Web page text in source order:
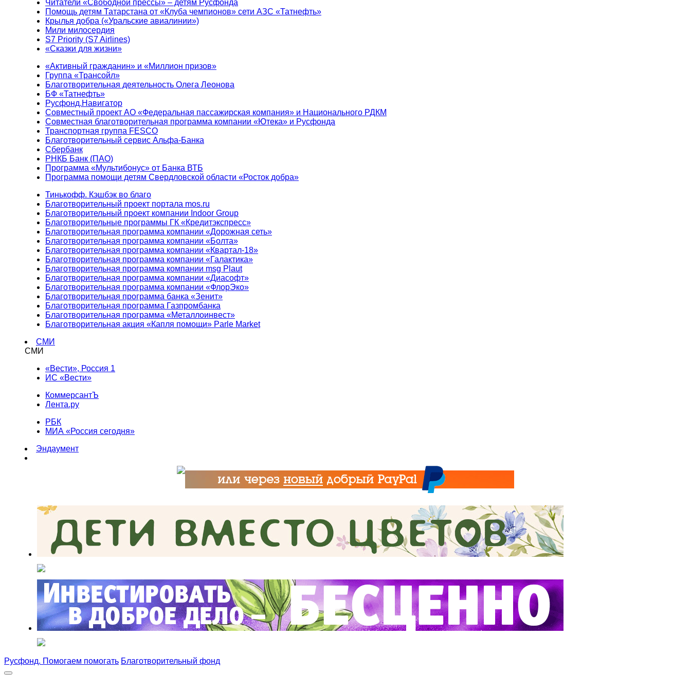
Читатели «Свободной прессы» – детям Русфонда
Помощь детям Татарстана от «Клуба чемпионов» сети АЗС «Татнефть»
Крылья добра («Уральские авиалинии»)
Мили милосердия
S7 Priority (S7 Airlines)
«Сказки для жизни»
«Активный гражданин» и «Миллион призов»
Группа «Трансойл»
Благотворительная деятельность Олега Леонова
БФ «Татнефть»
Русфонд.Навигатор
Совместный проект АО «Федеральная пассажирская компания» и Национального РДКМ
Совместная благотворительная программа компании «Ютека» и Русфонда
Транспортная группа FESCO
Благотворительный сервис Альфа-Банка
Сбербанк
РНКБ Банк (ПАО)
Программа «Мультибонус» от Банка ВТБ
Программа помощи детям Свердловской области «Росток добра»
Тинькофф. Кэшбэк во благо
Благотворительный проект портала mos.ru
Благотворительный проект компании Indoor Group
Благотворительные программы ГК «Кредитэкспресс»
Благотворительная программа компании «Дорожная сеть»
Благотворительная программа компании «Болта»
Благотворительная программа компании «Квартал-18»
Благотворительная программа компании «Галактика»
Благотворительная программа компании msg Plaut
Благотворительная программа компании «Диасофт»
Благотворительная программа компании «ФлорЭко»
Благотворительная программа банка «Зенит»
Благотворительная программа Газпромбанка
Благотворительная программа «Металлоинвест»
Благотворительная акция «Капля помощи» Parle Market
СМИ
СМИ
«Вести», Россия 1
ИС «Вести»
КоммерсантЪ
Лента.ру
РБК
МИА «Россия сегодня»
Эндаумент
Русфонд. Помогаем помогать Благотворительный фонд